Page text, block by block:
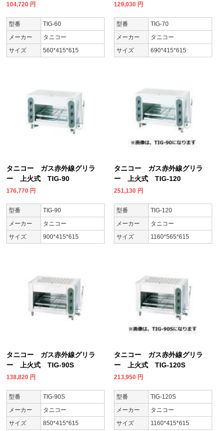
104,720 円
型番
TIG-60
メーカー
タニコー
サイズ
560*415*615
129,030 円
型番
TIG-70
メーカー
タニコー
サイズ
690*415*615
タニコー ガス赤外線グリラ
ー 上火式 TIG-90
176,770 円
型番
TIG-90
メーカー
タニコー
サイズ
900*415*615
タニコー ガス赤外線グリラ
ー 上火式 TIG-120
251,130 円
型番
TIG-120
メーカー
タニコー
サイズ
1160*565*615
タニコー ガス赤外線グリラ
ー 上火式 TIG-90S
138,820 円
型番
TIG-90S
メーカー
タニコー
サイズ
850*415*615
タニコー ガス赤外線グリラ
ー 上火式 TIG-120S
213,950 円
型番
TIG-120S
メーカー
タニコー
サイズ
1160*415*615